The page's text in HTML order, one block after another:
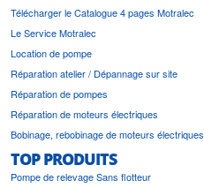
Télécharger le Catalogue 4 pages Motralec
Le Service Motralec
Location de pompe
Réparation atelier / Dépannage sur site
Réparation de pompes
Réparation de moteurs électriques
Bobinage, rebobinage de moteurs électriques
TOP PRODUITS
Pompe de relevage Sans flotteur